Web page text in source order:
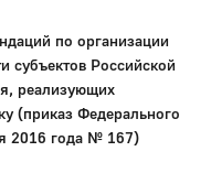
по организации
субъектов Российской
реализующих
(приказ Федерального
2016 года № 167)